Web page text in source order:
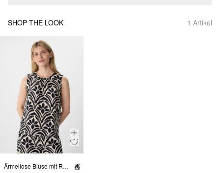
SHOP THE LOOK 1 Artikel
Ärmellose Bluse mit Raffung und All-over-Print